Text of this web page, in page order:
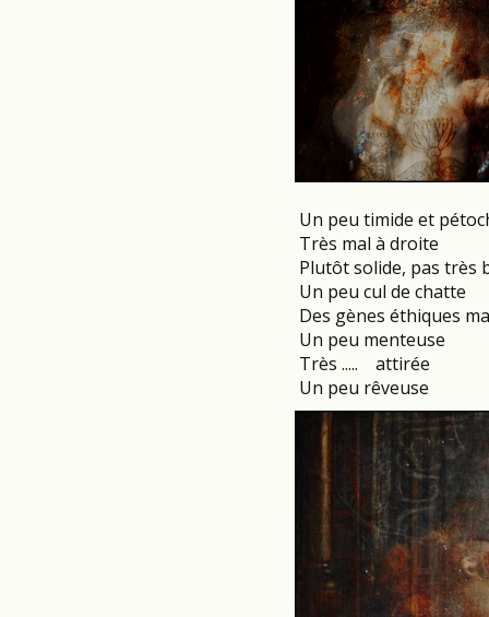
Un peu timide et
Très mal à droite
Plutôt solide, pas très
Un peu cul de chatte
Des gènes éthiques
Un peu menteuse
Très ..... attirée
Un peu rêveuse